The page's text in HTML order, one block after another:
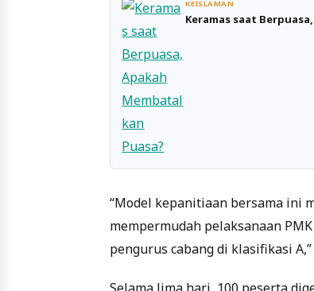
KEISLAMAN
Keramas saat
“Model kepanitiaan bersama ini
mempermudah pelaksanaan
pengurus cabang di klasifikasi